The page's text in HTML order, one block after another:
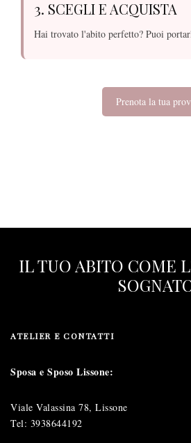
3. SCEGLI E ACQUISTA
Hai trovato l'abito perfetto? Puoi
Prenota la tua
IL TUO ABITO COME
ATELIER E CONTATTI
Sposa e Sposo Lissone:
Viale Valassina 78, Lissone
Tel: 3938644192